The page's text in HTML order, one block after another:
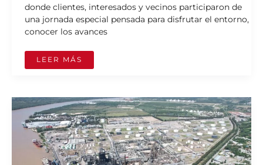
donde clientes, interesados y vecinos participaron de
una jornada especial pensada para disfrutar el entorno,
conocer los avances
LEER MÁS
CAMPANA
INDUSTRIAL:
VENTAJAS
COMPETITIVAS
PARA
EMPRESAS
LOGÍSTICAS
Y
PRODUCTIVAS